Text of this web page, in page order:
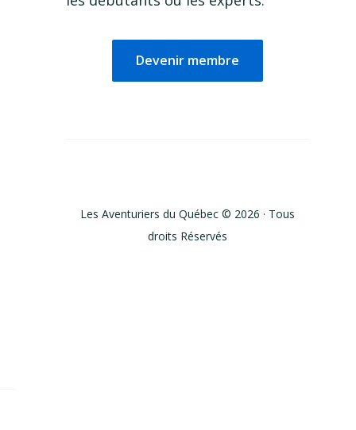
Devenir membre
Les Aventuriers du Québec © 2026 · Tous
droits Réservés